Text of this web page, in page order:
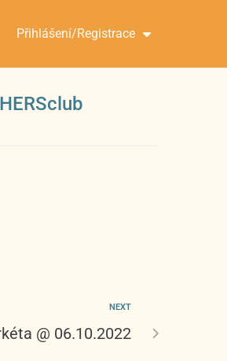
Přihlášení/Registrace
NEXT
@ 06.10.2022